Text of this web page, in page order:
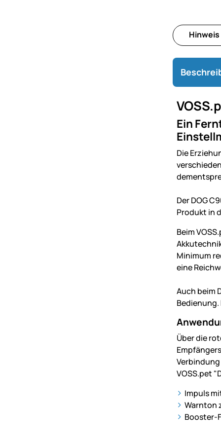
Ein
Die
Der DOG
Produkt in
Beim
Minimum
eine
Auch beim
Über die
VOSS.pet
Impuls
Warnton
Booster-